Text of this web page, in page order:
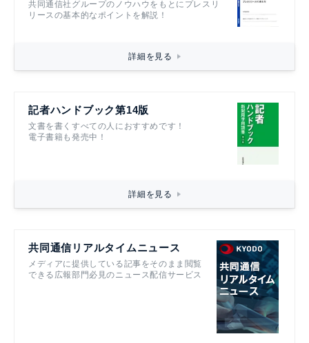
共同通信社グループのノウハウをもとにプレスリ
リースの基本的なポイントを解説！
詳細を見る
記者ハンドブック第14版
文書を書くすべての人におすすめです！
電子書籍も発売中！
詳細を見る
共同通信リアルタイムニュース
メディアに提供している記事をそのまま閲覧
できる広報部門必見のニュース配信サービス